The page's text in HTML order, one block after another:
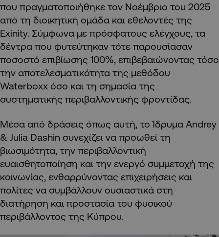
που πραγματοποιήθηκε τον Νοέμβριο του 2025
από τη διοικητική ομάδα και εθελοντές της
Exinity. Σύμφωνα με πρόσφατους ελέγχους, τα
δέντρα που φυτεύτηκαν τότε παρουσίασαν
ποσοστό επιβίωσης 100%, επιβεβαιώνοντας τόσο
την αποτελεσματικότητα της μεθόδου
Waterboxx όσο και τη σημασία της
συστηματικής περιβαλλοντικής φροντίδας.
Μέσα από δράσεις όπως αυτή, το Ίδρυμα Andrey
& Julia Dashin συνεχίζει να προωθεί τη
βιωσιμότητα, την περιβαλλοντική
ευαισθητοποίηση και την ενεργό συμμετοχή της
κοινωνίας, ενθαρρύνοντας επιχειρήσεις και
πολίτες να συμβάλλουν ουσιαστικά στη
διατήρηση και προστασία του φυσικού
περιβάλλοντος της Κύπρου.